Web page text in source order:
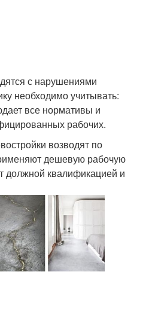
с нарушениями
необходимо учитывать:
все нормативы и
рабочих.
возводят по
дешевую рабочую
должной квалификацией и